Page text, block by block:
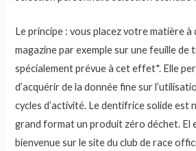
Le principe : vous placez votre matière à
magazine par exemple sur une feuille
spécialement prévue à cet effet*. Elle
d’acquérir de la donnée fine sur
cycles d’activité. Le dentifrice solide est
grand format un produit zéro déchet. El
bienvenue sur le site du club de race